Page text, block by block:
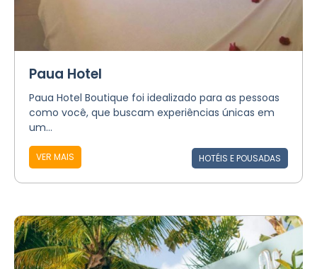
Paua Hotel
Paua Hotel Boutique foi idealizado para as pessoas
como você, que buscam experiências únicas em
um...
VER MAIS HOTÉIS E POUSADAS